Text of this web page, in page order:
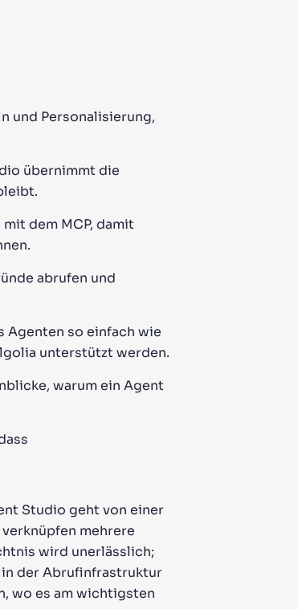
und Personalisierung,
übernimmt die
dem MCP, damit
abrufen und
Agenten so einfach wie
unterstützt werden.
warum ein Agent
Studio geht von einer
mehrere
wird unerlässlich;
in der Abrufinfrastruktur
wo es am wichtigsten